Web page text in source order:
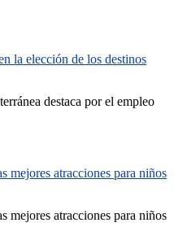
la elección de los destinos
destaca por el empleo
mejores atracciones para niños
mejores atracciones para niños